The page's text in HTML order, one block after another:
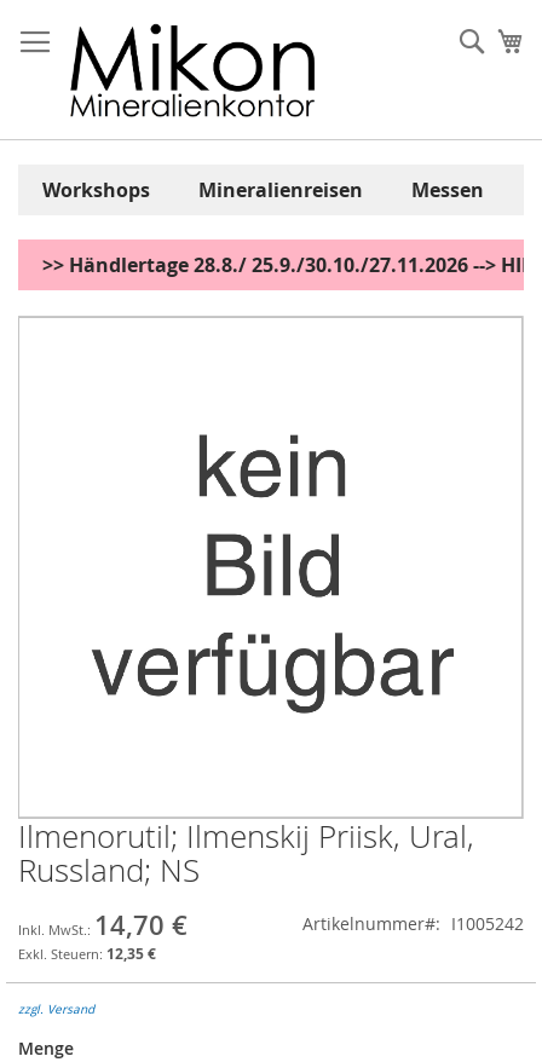
Inhalt
springen
Workshops Mineralienreisen Messen
>> Händlertage 28.8./ 25.9./30.10./27.11.2026 -->
Zum
Zum
Anfang
der
springen
Ilmenorutil; Ilmenskij Priisk, Ural,
Russland; NS
14,70 €
12,35 €
Artikelnummer I1005242
zzgl. Versand
Menge